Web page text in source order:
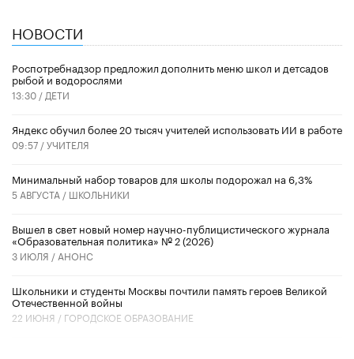
НОВОСТИ
Роспотребнадзор предложил дополнить меню школ и детсадов
рыбой и водорослями
13:30 / ДЕТИ
​Яндекс обучил более 20 тысяч учителей использовать ИИ в работе
09:57 /УЧИТЕЛЯ
Минимальный набор товаров для школы подорожал на 6,3%
5 АВГУСТА / ШКОЛЬНИКИ
Вышел в свет новый номер научно-публицистического журнала
«Образовательная политика» № 2 (2026)
3 ИЮЛЯ / АНОНС
Школьники и студенты Москвы почтили память героев Великой
Отечественной войны
22 ИЮНЯ / ГОРОДСКОЕ ОБРАЗОВАНИЕ